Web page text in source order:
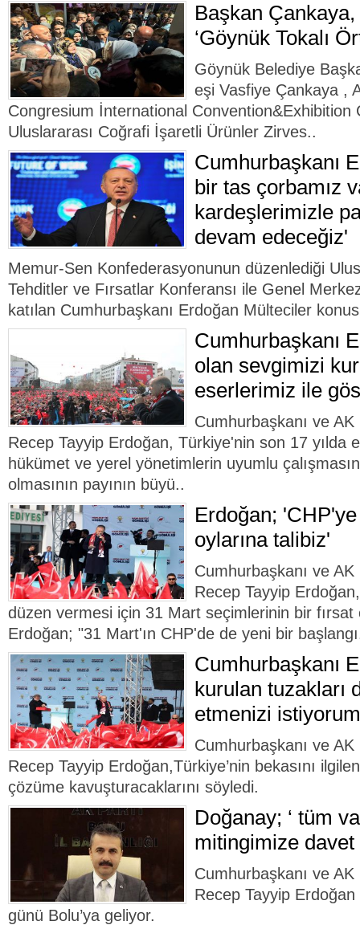
Başkan
‘Göynük Tokalı
Göynük Belediye
eşi Vasfiye Çankaya ,
Congresium İnternational Convention&Exhibition
Uluslararası Coğrafi İşaretli Ürünler Zirves..
Cumhurbaşkanı
bir tas çorbamız
kardeşlerimizle
devam edeceğiz'
Memur-Sen Konfederasyonunun düzenlediği
Tehditler ve Fırsatlar Konferansı ile Genel
katılan Cumhurbaşkanı Erdoğan Mülteciler
Cumhurbaşkanı
olan sevgimizi
eserlerimiz ile
Cumhurbaşkanı ve
Recep Tayyip Erdoğan, Türkiye'nin son 17 yılda
hükümet ve yerel yönetimlerin uyumlu
olmasının payının büyü..
Erdoğan;
oylarına talibiz'
Cumhurbaşkanı ve
Recep Tayyip
düzen vermesi için 31 Mart seçimlerinin bir fırsat
Erdoğan; "31 Mart'ın CHP'de de yeni bir
Cumhurbaşkanı
kurulan tuzakları
etmenizi
Cumhurbaşkanı ve
Recep Tayyip Erdoğan,Türkiye’nin bekasını
çözüme kavuşturacaklarını söyledi.
Doğanay; ‘ tüm
mitingimize davet
Cumhurbaşkanı ve
Recep Tayyip
günü Bolu’ya geliyor.